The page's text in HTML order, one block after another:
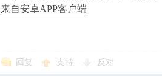
来自安卓APP客户端
回复 支持 反对